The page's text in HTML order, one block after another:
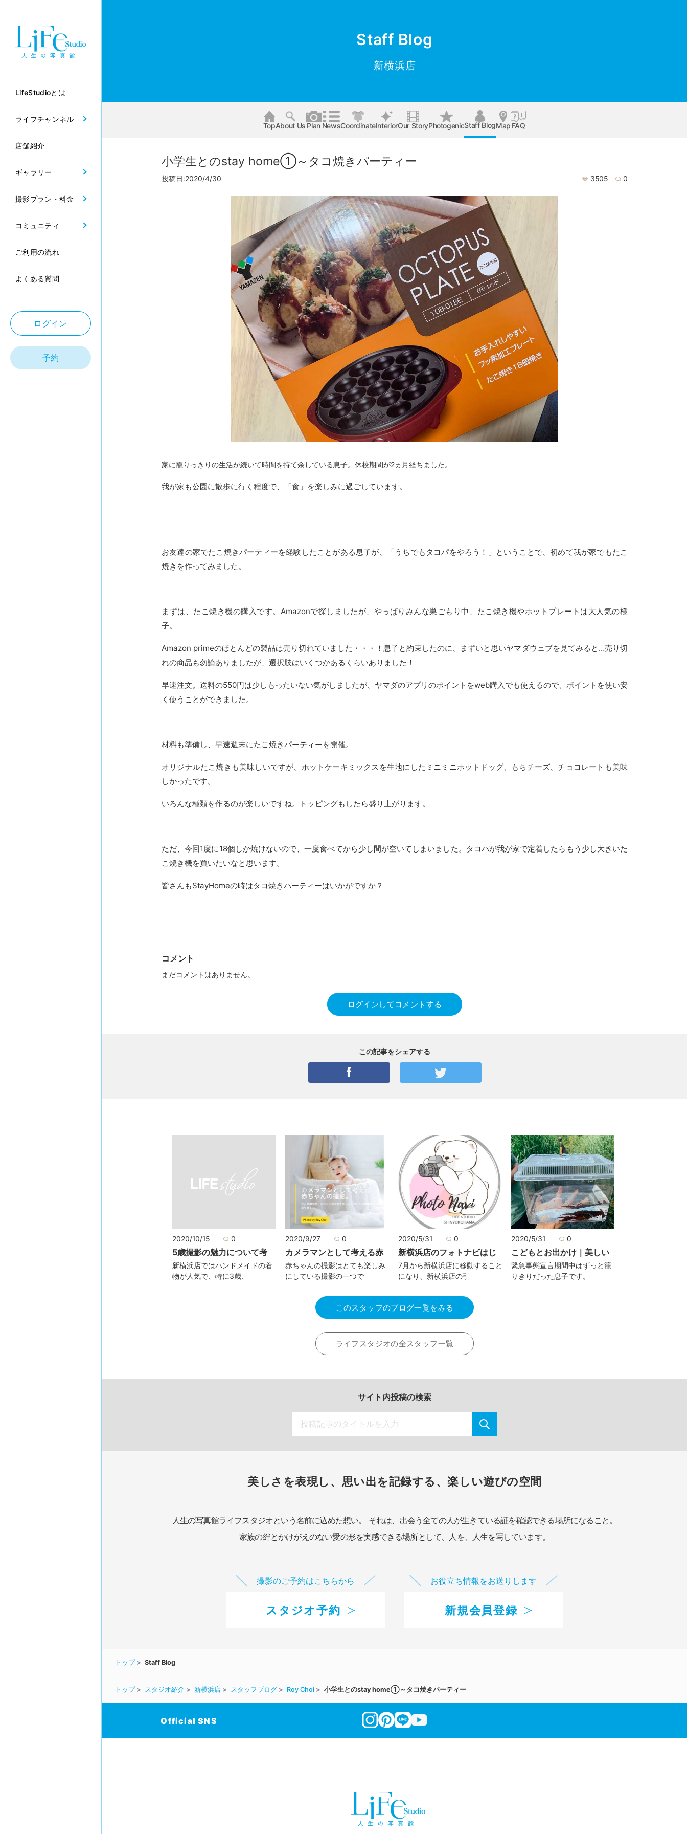
LifeStudioとは
ライフチャンネル
店舗紹介
ギャラリー
撮影プラン・料金
コミュニティ
ご利用の流れ
よくある質問
ログイン
予約
Staff Blog
新横浜店
TopAbout Us Plan NewsCoordinateInteriorOur StoryPhotogenicStaff BlogMap FAQ
小学生とのstay home①～タコ焼きパーティー
投稿日:2020/4/30 3505 0
家に籠りっきりの生活が続いて時間を持て余している息子。休校期間が2ヵ月経ちました。
我が家も公園に散歩に行く程度で、「食」を楽しみに過ごしています。
お友達の家でたこ焼きパーティーを経験したことがある息子が、「うちでもタコパをやろう！」ということで、初めて我が家でもたこ
焼きを作ってみました。
まずは、たこ焼き機の購入です。Amazonで探しましたが、やっぱりみんな巣ごもり中、たこ焼き機やホットプレートは大人気の様
子。
Amazon primeのほとんどの製品は売り切れていました・・・！息子と約束したのに、まずいと思いヤマダウェブを見てみると…売り切
れの商品も勿論ありましたが、選択肢はいくつかあるくらいありました！
早速注文。送料の550円は少しもったいない気がしましたが、ヤマダのアプリのポイントをweb購入でも使えるので、ポイントを使い安
く使うことができました。
材料も準備し、早速週末にたこ焼きパーティーを開催。
オリジナルたこ焼きも美味しいですが、ホットケーキミックスを生地にしたミニミニホットドッグ、もちチーズ、チョコレートも美味
しかったです。
いろんな種類を作るのが楽しいですね。トッピングもしたら盛り上がります。
ただ、今回1度に18個しか焼けないので、一度食べてから少し間が空いてしまいました。タコパが我が家で定着したらもう少し大きいた
こ焼き機を買いたいなと思います。
皆さんもStayHomeの時はタコ焼きパーティーはいかがですか？
コメント
まだコメントはありません。
ログインしてコメントする
この記事をシェアする
2020/10/15 0
5歳撮影の魅力について考
新横浜店ではハンドメイドの着
物が人気で、特に3歳、
2020/9/27 0
カメラマンとして考える赤
赤ちゃんの撮影はとても楽しみ
にしている撮影の一つで
2020/5/31 0
新横浜店のフォトナビはじ
7月から新横浜店に移動すること
になり、新横浜店の引
2020/5/31 0
こどもとお出かけ｜美しい
緊急事態宣言期間中はずっと籠
りきりだった息子です。
このスタッフのブログ一覧をみる
ライフスタジオの全スタッフ一覧
サイト内投稿の検索
美しさを表現し、思い出を記録する、楽しい遊びの空間
人生の写真館ライフスタジオという名前に込めた想い。
それは、出会う全ての人が生きている証を確認できる場所になること。
家族の絆とかけがえのない愛の形を実感できる場所として、 人を、人生を写しています。
撮影のご予約はこちらから
スタジオ予約
お役立ち情報をお送りします
新規会員登録
トップ Staff Blog
トップ スタジオ紹介 新横浜店 スタッフブログ Roy Choi 小学生とのstay home①～タコ焼きパーティー
Official SNS